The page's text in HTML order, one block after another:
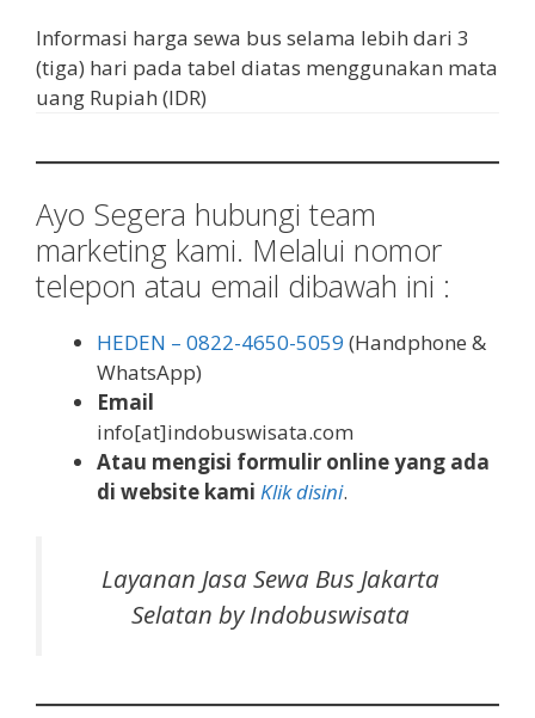
Informasi harga sewa bus selama lebih dari 3
(tiga) hari pada tabel diatas menggunakan mata
uang Rupiah (IDR)
Ayo Segera hubungi team
marketing kami. Melalui nomor
telepon atau email dibawah ini :
HEDEN – 0822-4650-5059 (Handphone &
WhatsApp)
Email
info[at]indobuswisata.com
Atau mengisi formulir online yang ada
di website kami Klik disini.
Layanan Jasa Sewa Bus Jakarta
Selatan by Indobuswisata